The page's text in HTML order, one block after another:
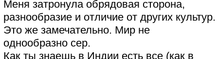
Меня затронула обрядовая сторона,
разнообразие и отличие от других культур.
Это же замечательно. Мир не
однообразно сер.
Как ты знаешь в Индии есть все (как в